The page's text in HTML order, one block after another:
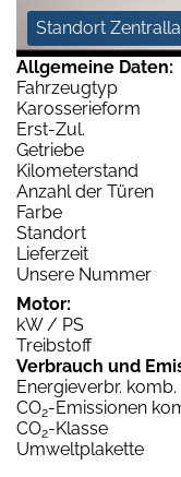
Standort
Allgemeine Daten:
Fahrzeugtyp
Karosserieform
Erst-Zul.
Getriebe
Kilometerstand
Anzahl der Türen
Farbe
Standort
Lieferzeit
Unsere Nummer
Motor:
kW / PS
Treibstoff
Verbrauch und
Energieverbr. komb.
CO2-Emissionen
CO2-Klasse
Umweltplakette